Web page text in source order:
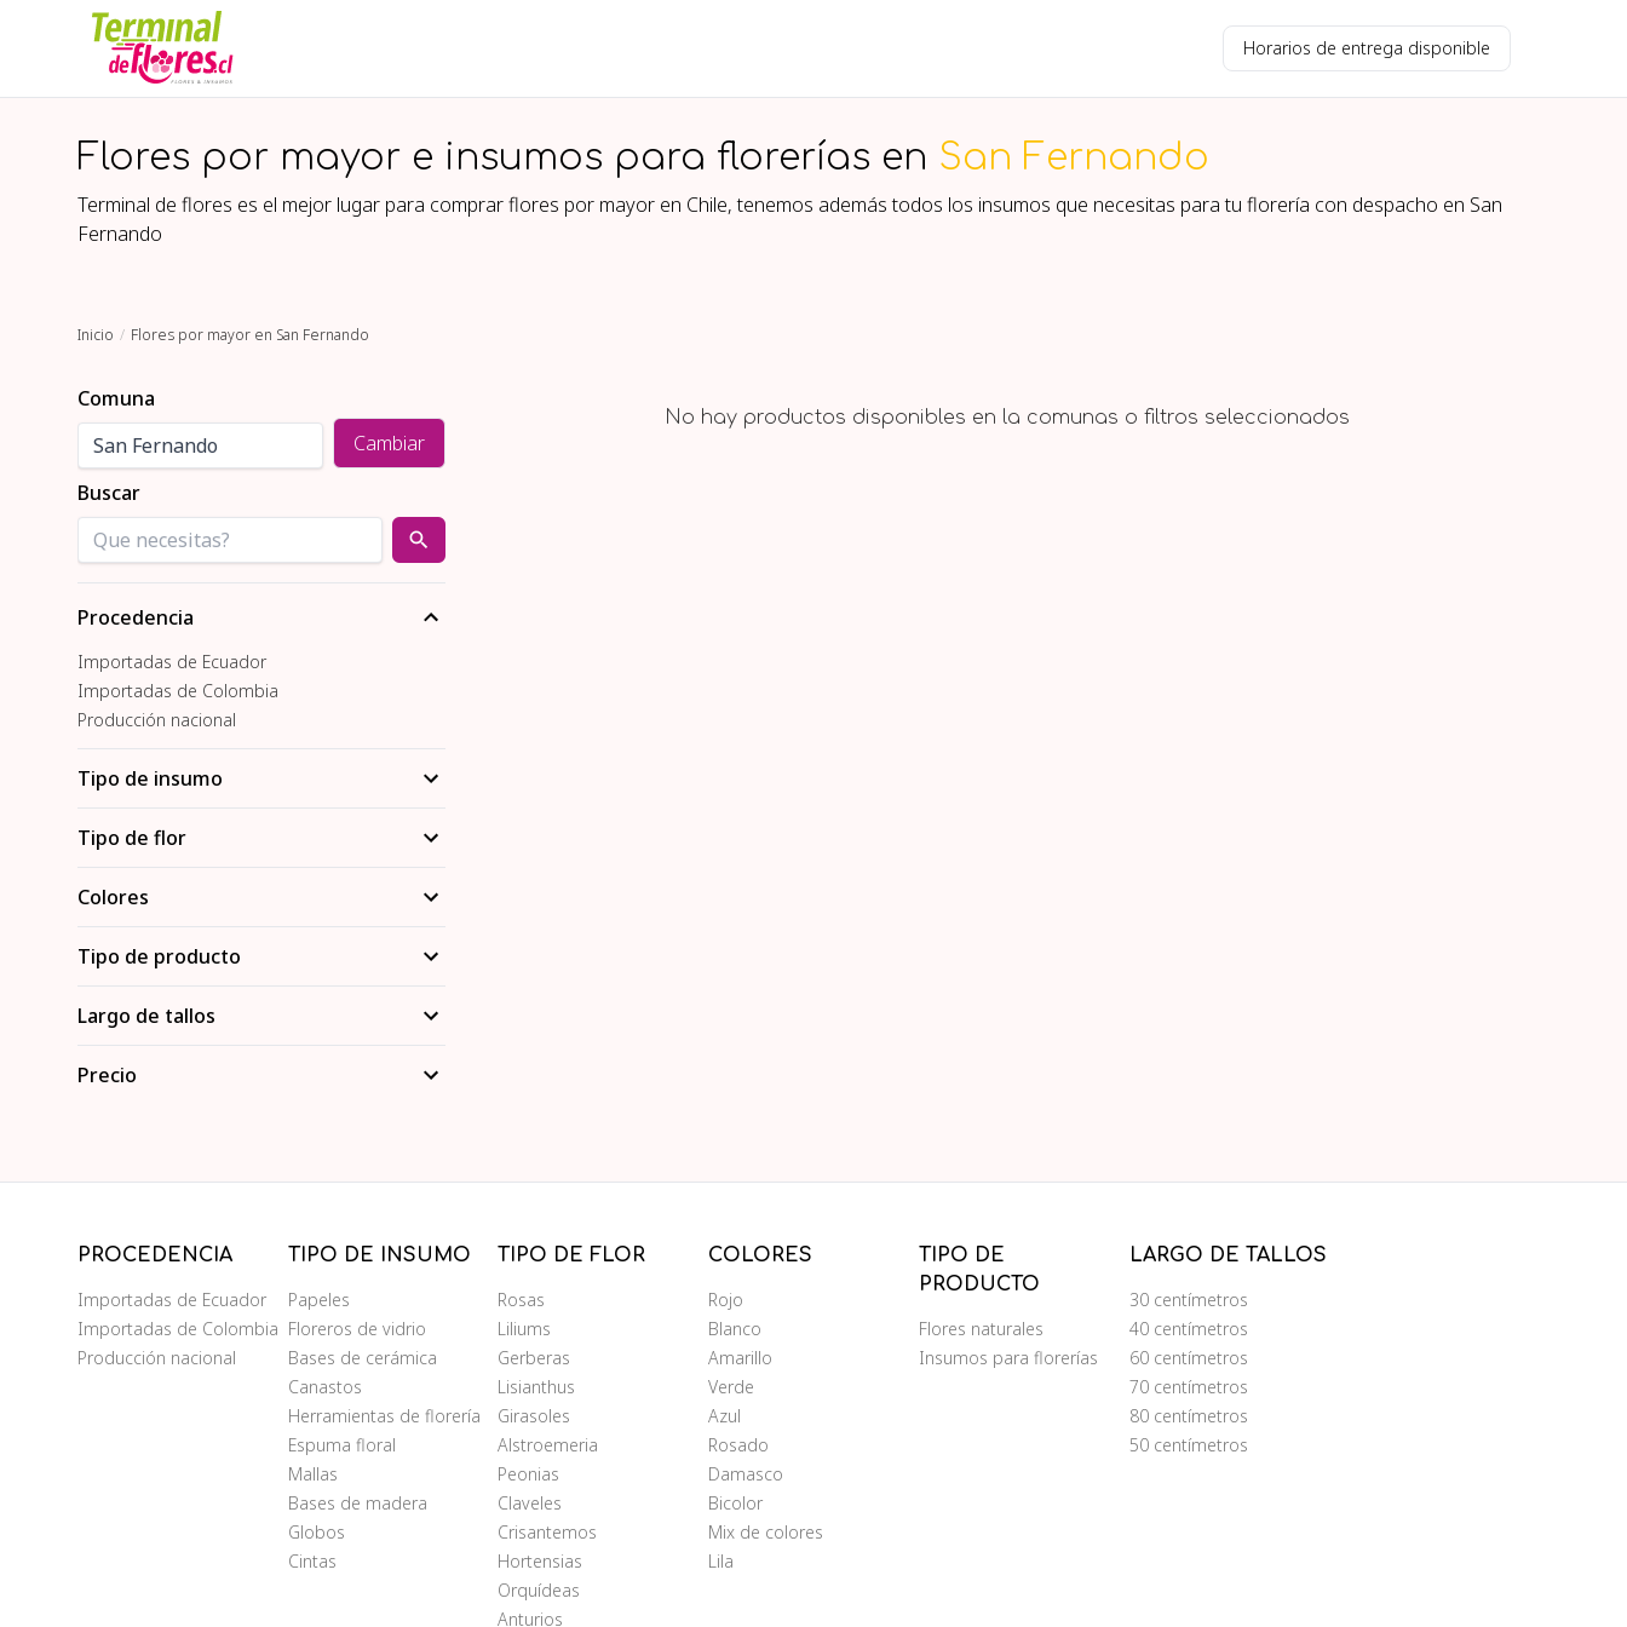
Horarios de entrega disponible
Flores por mayor e insumos para florerías en San Fernando
Terminal de flores es el mejor lugar para comprar flores por mayor en Chile, tenemos además todos los insumos que necesitas para tu florería con despacho en San
Fernando
Inicio Flores por mayor en San Fernando
Comuna
Cambiar
Buscar
Procedencia
Importadas de Ecuador
Importadas de Colombia
Producción nacional
Tipo de insumo
Tipo de flor
Colores
Tipo de producto
Largo de tallos
Precio
No hay productos disponibles en la comunas o filtros seleccionados
PROCEDENCIA
Importadas de Ecuador
Importadas de Colombia
Producción nacional
TIPO DE INSUMO
Papeles
Floreros de vidrio
Bases de cerámica
Canastos
Herramientas de florería
Espuma floral
Mallas
Bases de madera
Globos
Cintas
TIPO DE FLOR
Rosas
Liliums
Gerberas
Lisianthus
Girasoles
Alstroemeria
Peonias
Claveles
Crisantemos
Hortensias
Orquídeas
Anturios
COLORES
Rojo
Blanco
Amarillo
Verde
Azul
Rosado
Damasco
Bicolor
Mix de colores
Lila
TIPO DE
PRODUCTO
Flores naturales
Insumos para florerías
LARGO DE TALLOS
30 centímetros
40 centímetros
60 centímetros
70 centímetros
80 centímetros
50 centímetros